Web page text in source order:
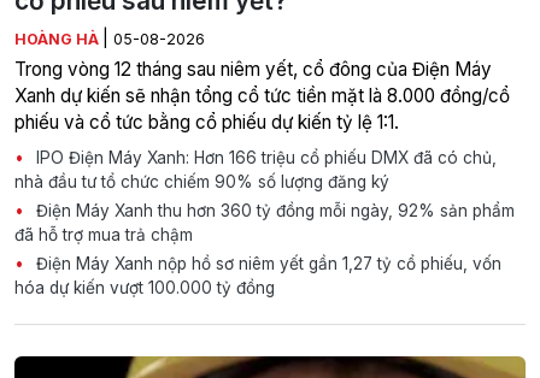
HOÀNG HÀ 05-08-2026
Trong vòng 12 tháng sau niêm yết, cổ đông của Điện Máy
Xanh dự kiến sẽ nhận tổng cổ tức tiền mặt là 8.000 đồng/cổ
phiếu và cổ tức bằng cổ phiếu dự kiến tỷ lệ 1:1.
IPO Điện Máy Xanh: Hơn 166 triệu cổ phiếu DMX đã có chủ,
nhà đầu tư tổ chức chiếm 90% số lượng đăng ký
Điện Máy Xanh thu hơn 360 tỷ đồng mỗi ngày, 92% sản phẩm
đã hỗ trợ mua trả chậm
Điện Máy Xanh nộp hồ sơ niêm yết gần 1,27 tỷ cổ phiếu, vốn
hóa dự kiến vượt 100.000 tỷ đồng